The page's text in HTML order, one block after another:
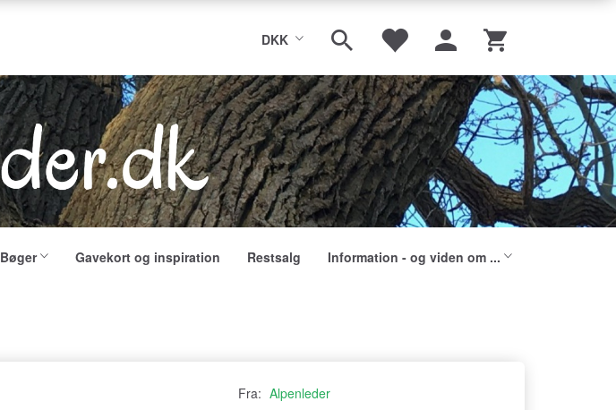
DKK
Bøger Gavekort og inspiration Restsalg Information - og viden om ...
Fra: Alpenleder